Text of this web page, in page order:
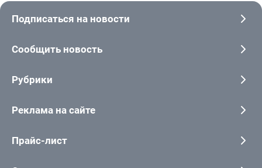
Подписаться на новости
Сообщить новость
Рубрики
Реклама на сайте
Прайс-лист